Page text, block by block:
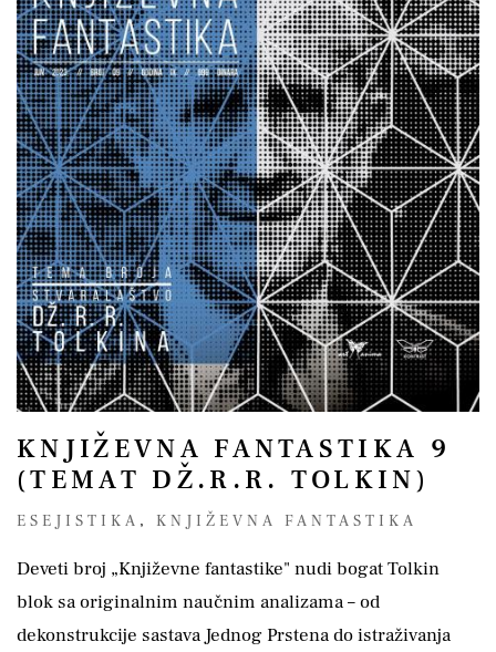
KNJIŽEVNA FANTASTIKA 9
(TEMAT DŽ.R.R. TOLKIN)
ESEJISTIKA , KNJIŽEVNA FANTASTIKA
Deveti broj „Književne fantastike" nudi bogat Tolkin
blok sa originalnim naučnim analizama – od
dekonstrukcije sastava Jednog Prstena do istraživanja